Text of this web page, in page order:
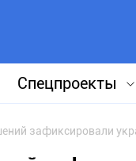
Спецпроекты
зафиксировали